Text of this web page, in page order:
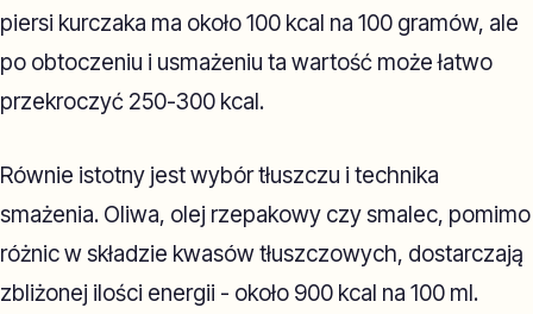
piersi kurczaka ma około 100 kcal na 100 gramów, ale
po obtoczeniu i usmażeniu ta wartość może łatwo
przekroczyć 250-300 kcal.
Równie istotny jest wybór tłuszczu i technika
smażenia. Oliwa, olej rzepakowy czy smalec, pomimo
różnic w składzie kwasów tłuszczowych, dostarczają
zbliżonej ilości energii - około 900 kcal na 100 ml.